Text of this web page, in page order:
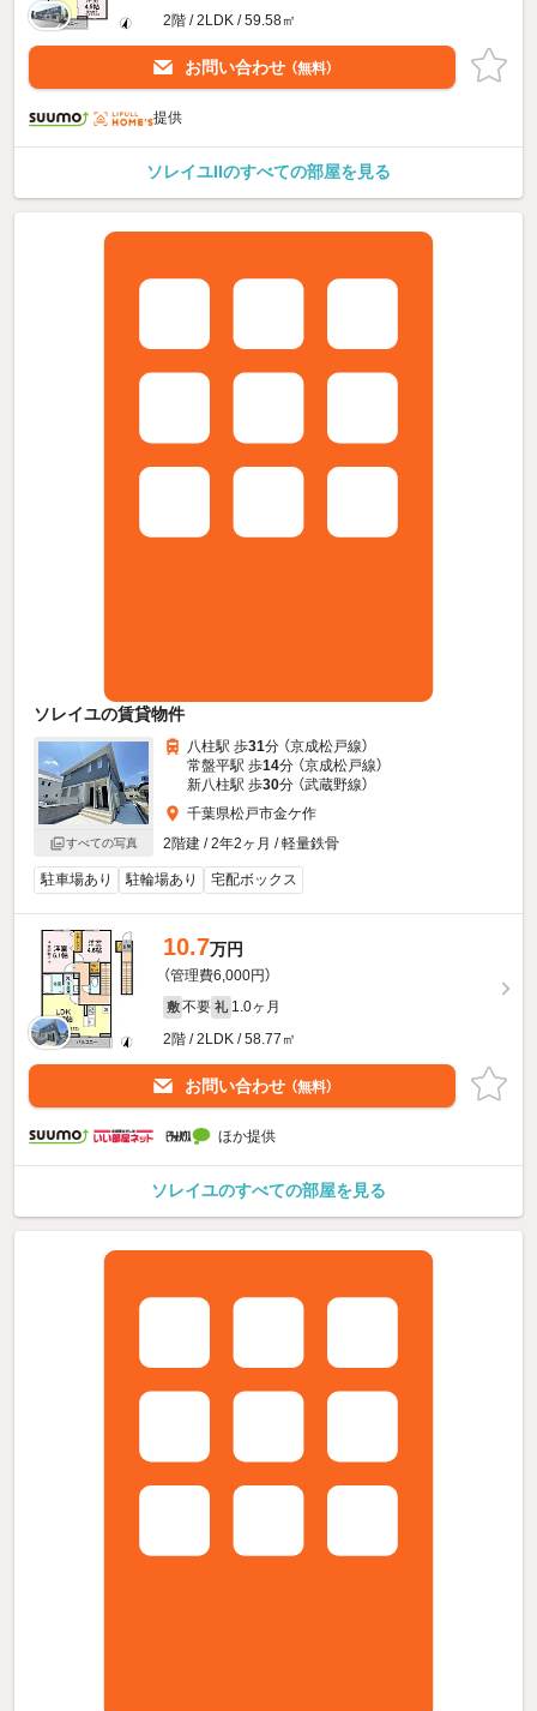
2階 / 2LDK / 59.58㎡
お問い合わせ （無料）
提供
ソレイユIIのすべての部屋を見る
ソレイユの賃貸物件
すべての写真
八柱駅 歩31分 （京成松戸線）
常盤平駅 歩14分 （京成松戸線）
新八柱駅 歩30分 （武蔵野線）
千葉県松戸市金ケ作
2階建 / 2年2ヶ月 / 軽量鉄骨
駐車場あり 駐輪場あり 宅配ボックス
10.7万円
（管理費6,000円）
敷 不要 礼 1.0ヶ月
2階 / 2LDK / 58.77㎡
お問い合わせ （無料）
ほか提供
ソレイユのすべての部屋を見る